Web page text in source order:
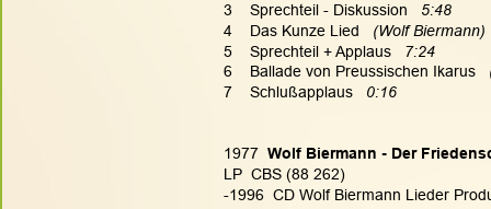
3    Sprechteil - Diskussion 5:48
4    Das Kunze Lied
(Wolf Biermann)
5    Sprechteil + Applaus
7:24
6    Ballade von Preussischen Ikarus
7    Schlußapplaus 0:16
1977 Wolf Biermann - Der
LP  CBS (88 262)
-1996  CD Wolf Biermann Lieder